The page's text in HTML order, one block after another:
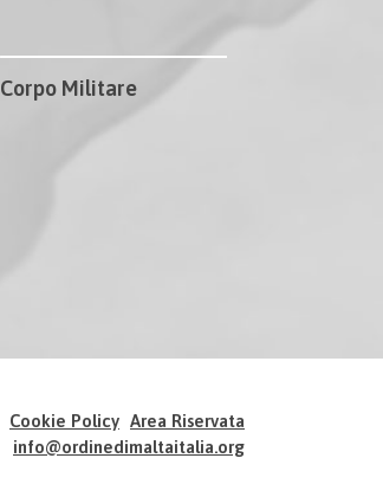
Corpo Militare
Cookie Policy Area Riservata
info@ordinedimaltaitalia.org